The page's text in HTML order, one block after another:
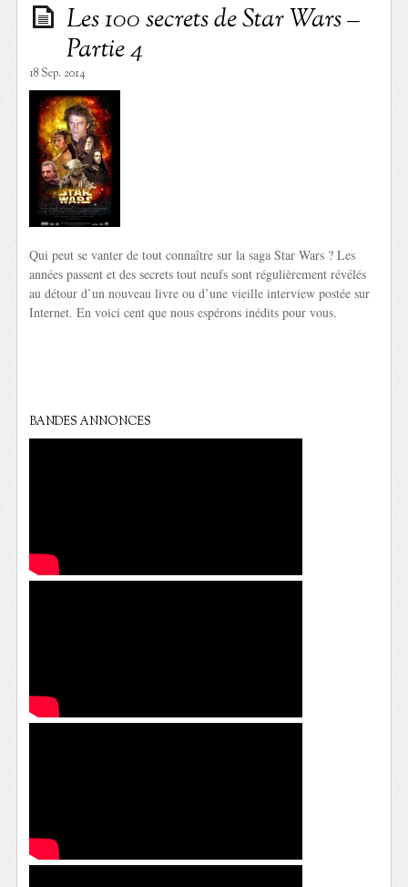
Les 100 secrets de Star Wars –
Partie 4
18 Sep. 2014
Qui peut se vanter de tout connaître sur la saga Star Wars ? Les
années passent et des secrets tout neufs sont régulièrement révélés
au détour d’un nouveau livre ou d’une vieille interview postée sur
Internet. En voici cent que nous espérons inédits pour vous.
BANDES ANNONCES